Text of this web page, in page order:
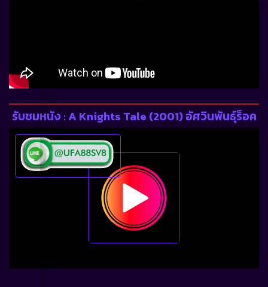
รับชมหนัง : A Knights Tale (2001) อัศวินพันธุ์ร็อค